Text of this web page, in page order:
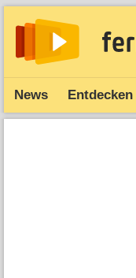
News Entdecken